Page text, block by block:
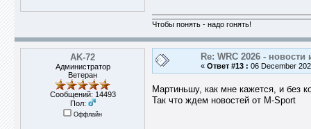
Чтобы понять - надо гонять!
AK-72
Администратор
Ветеран
Сообщений: 14493
Пол:
Оффлайн
Re: WRC 2026 - новости
« Ответ #13 : 06 December
Мартиньшу, как мне кажется, и без
Так что ждем новостей от M-Sport